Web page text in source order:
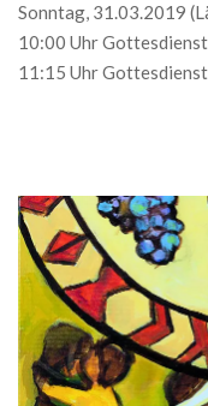
Sonntag, 31.03.2019
10:00 Uhr
11:15 Uhr